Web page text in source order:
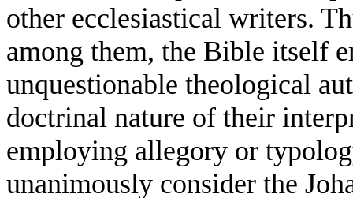
other ecclesiastical writers.
among them, the Bible itself
unquestionable theological
doctrinal nature of their
employing allegory or
unanimously consider the